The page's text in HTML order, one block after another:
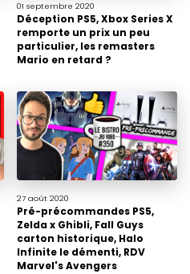
01 septembre 2020
Déception PS5, Xbox Series X
remporte un prix un peu
particulier, les remasters
Mario en retard ?
27 août 2020
Pré-précommandes PS5,
Zelda x Ghibli, Fall Guys
carton historique, Halo
Infinite le démenti, RDV
Marvel's Avengers